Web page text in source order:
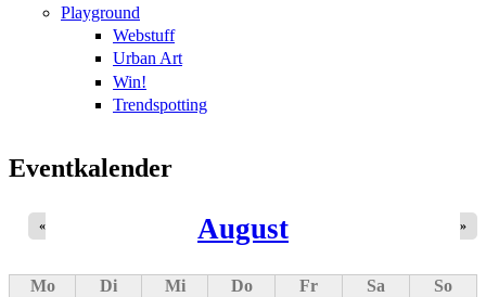
Playground
Webstuff
Urban Art
Win!
Trendspotting
Eventkalender
August
« »
Mo Di Mi Do Fr Sa
So